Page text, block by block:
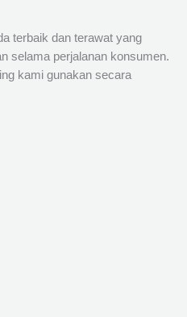
terbaik dan terawat yang
selama perjalanan konsumen.
kami gunakan secara